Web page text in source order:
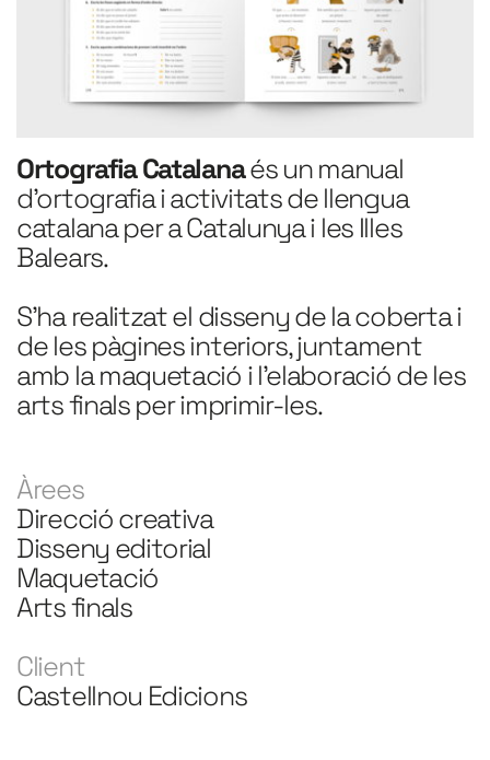
Àrees
Direcció creativa
Disseny editorial
Maquetació
Arts finals
Client
Castellnou Edicions
Ortografia Catalana és un manual
d'ortografia i activitats de llengua
catalana per a Catalunya i les Illes
Balears.
S'ha realitzat el disseny de la coberta i
de les pàgines interiors, juntament
amb la maquetació i l'elaboració de les
arts finals per imprimir-les.